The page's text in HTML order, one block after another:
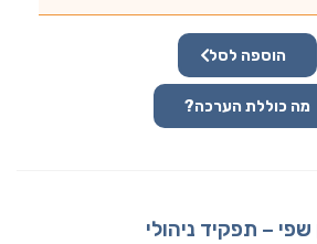
הוספה לסל
מה כוללת הערכה?
שפי – תפקיד ניהולי